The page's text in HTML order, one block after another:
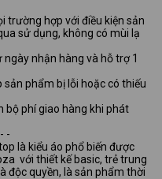
trường hợp với điều kiện sản
sử dụng, không có mùi lạ
nhận hàng và hỗ trợ 1
phẩm bị lỗi hoặc có thiếu
bộ phí giao hàng khi phát
-
là kiểu áo phổ biến được
với thiết kế basic, trẻ trung
độc quyền, là sản phẩm thời